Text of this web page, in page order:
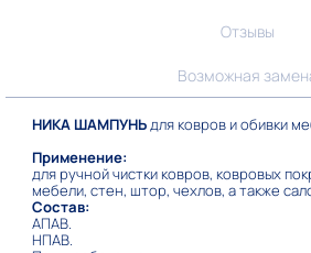
Отзывы
Возможная
НИКА ШАМПУНЬдля ковров и обивки
Применение:
для ручной чистки ковров, ковровых
мебели, стен, штор, чехлов, а также
Состав:
АПАВ.
НПАВ.